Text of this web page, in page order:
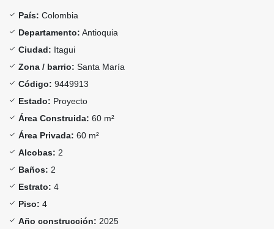
País: Colombia
Departamento: Antioquia
Ciudad: Itagui
Zona / barrio: Santa María
Código: 9449913
Estado: Proyecto
Área Construida: 60 m²
Área Privada: 60 m²
Alcobas: 2
Baños: 2
Estrato: 4
Piso: 4
Año construcción: 2025